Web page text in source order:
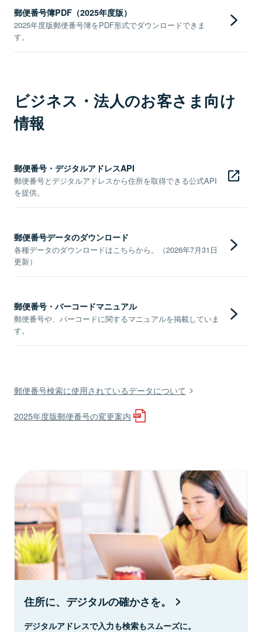
郵便番号簿PDF（2025年度版）
2025年度版郵便番号簿をPDF形式でダウンロードできま
す。
ビジネス・法人のお客さま向け
情報
郵便番号・デジタルアドレスAPI
郵便番号とデジタルアドレスから住所を取得できる公式API
を提供。
郵便番号データのダウンロード
各種データのダウンロードはこちらから。（2026年7月31日
更新）
郵便番号・バーコードマニュアル
郵便番号や、バーコードに関するマニュアルを掲載していま
す。
郵便番号検索に使用されているデータについて
2025年度版郵便番号の変更案内
住所に、デジタルの確かさを。
デジタルアドレスで入力も検索もスムーズに。